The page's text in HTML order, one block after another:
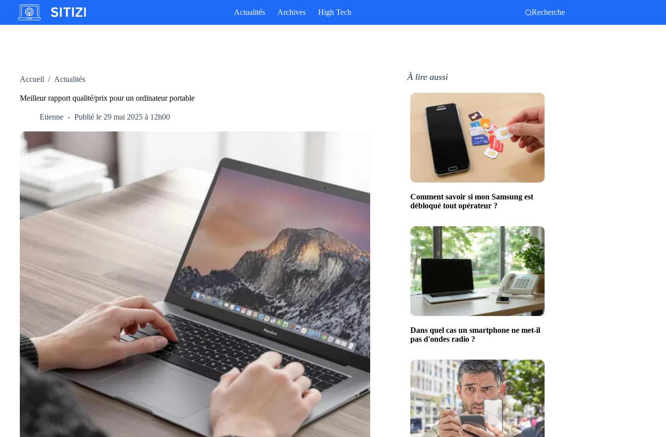
contenu
Actualités Archives High Tech Recherche
Accueil / Actualités
Meilleur rapport qualité/prix pour un ordinateur portable
Etienne Publié le 29 mai 2025 à 12h00
À lire aussi
Comment savoir si mon Samsung est
débloqué tout opérateur ?
Dans quel cas un smartphone ne met-il
pas d'ondes radio ?